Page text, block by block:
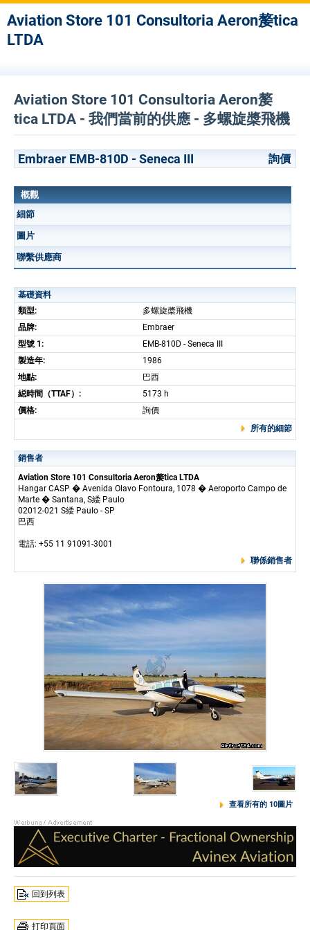
Aviation Store 101 Consultoria Aeron嫠tica
LTDA
Aviation Store 101 Consultoria Aeron嫠
tica LTDA - 我們當前的供應 - 多螺旋槳飛機
Embraer EMB-810D - Seneca III 詢價
概觀
細節
圖片
聯繫供應商
基礎資料
類型:
多螺旋槳飛機
品牌:
Embraer
型號 1:
EMB-810D - Seneca III
製造年:
1986
地點:
巴西
縂時間（TTAF）:
5173 h
價格:
詢價
所有的細節
銷售者
Aviation Store 101 Consultoria Aeron嫠tica LTDA
Hangar CASP � Avenida Olavo Fontoura, 1078 � Aeroporto Campo de
Marte � Santana, S緌 Paulo
02012-021 S緌 Paulo - SP
巴西
電話: +55 11 91091-3001
聯係銷售者
查看所有的 10圖片
回到列表
打印頁面